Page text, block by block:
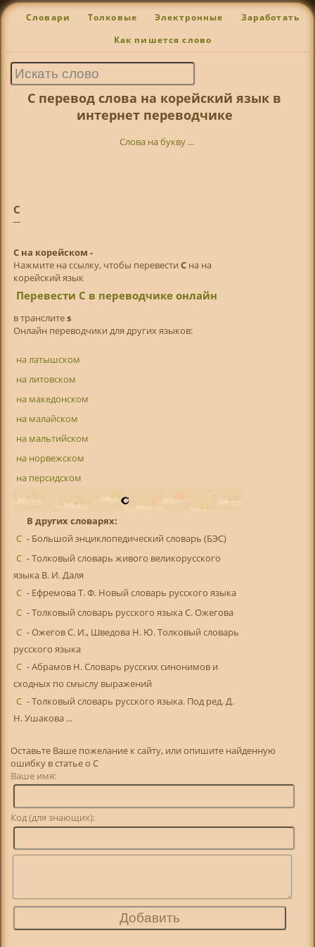
Словари Толковые Электронные Заработать
Как пишется слово
С перевод слова на корейский язык в
интернет переводчике
Слова на букву ...
С
С на корейском -
Нажмите на ссылку, чтобы перевести Сна на
корейский язык
Перевести С в переводчике онлайн
в транслитes
Онлайн переводчики для других языков:
на латышском
на литовском
на македонском
на малайском
на мальтийском
на норвежском
на персидском
В других словарях:
С - Большой энциклопедический словарь (БЭС)
С - Толковый словарь живого великорусского
языка В. И. Даля
С - Ефремова Т. Ф. Новый словарь русского языка
С - Толковый словарь русского языка С. Ожегова
С - Ожегов С. И., Шведова Н. Ю. Толковый словарь
русского языка
С - Абрамов Н. Словарь русских синонимов и
сходных по смыслу выражений
С - Толковый словарь русского языка. Под ред. Д.
Н. Ушакова ...
Оставьте Ваше пожелание к сайту, или опишите найденную
ошибку в статье о С
Ваше имя:
Код (для знающих):